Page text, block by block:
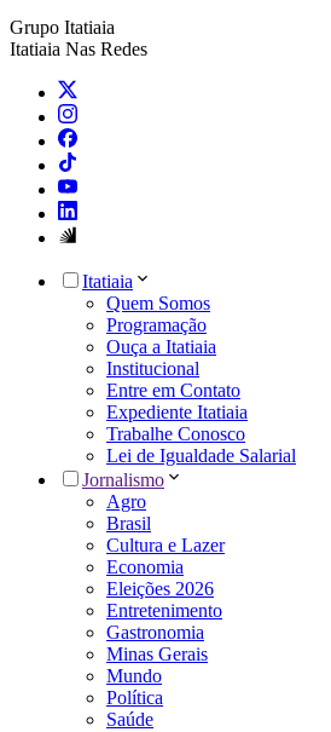
Grupo Itatiaia
Itatiaia Nas Redes
Itatiaia
Quem Somos
Programação
Ouça a Itatiaia
Institucional
Entre em Contato
Expediente Itatiaia
Trabalhe Conosco
Lei de Igualdade Salarial
Jornalismo
Agro
Brasil
Cultura e Lazer
Economia
Eleições 2026
Entretenimento
Gastronomia
Minas Gerais
Mundo
Política
Saúde